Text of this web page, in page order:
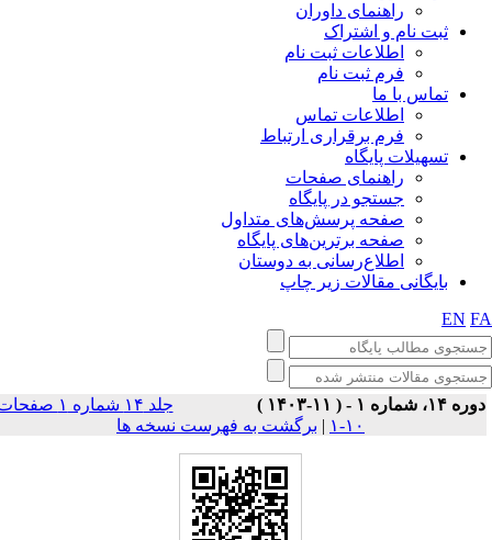
راهنمای داوران
ثبت نام و اشتراک
اطلاعات ثبت نام
فرم ثبت نام
تماس با ما
اطلاعات تماس
فرم برقراری ارتباط
تسهیلات پایگاه
راهنمای صفحات
جستجو در پایگاه
صفحه پرسش‌های متداول
صفحه برترین‌های پایگاه
اطلاع‌رسانی به دوستان
بایگانی مقالات زیر چاپ
EN
۱۴، شماره ۱ - ( ۱۱-۱۴۰۳ )
جلد ۱۴ شماره ۱ صفحات
۱۰-۱
| برگشت به فهرست نسخه ها